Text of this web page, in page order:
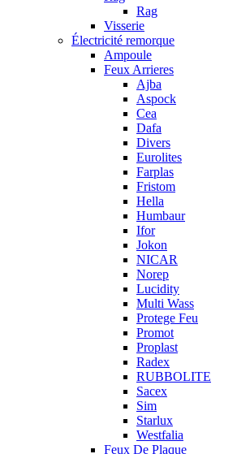
Rag
Visserie
Électricité remorque
Ampoule
Feux Arrieres
Ajba
Aspock
Cea
Dafa
Divers
Eurolites
Farplas
Fristom
Hella
Humbaur
Ifor
Jokon
NICAR
Norep
Lucidity
Multi Wass
Protege Feu
Promot
Proplast
Radex
RUBBOLITE
Sacex
Sim
Starlux
Westfalia
Feux De Plaque